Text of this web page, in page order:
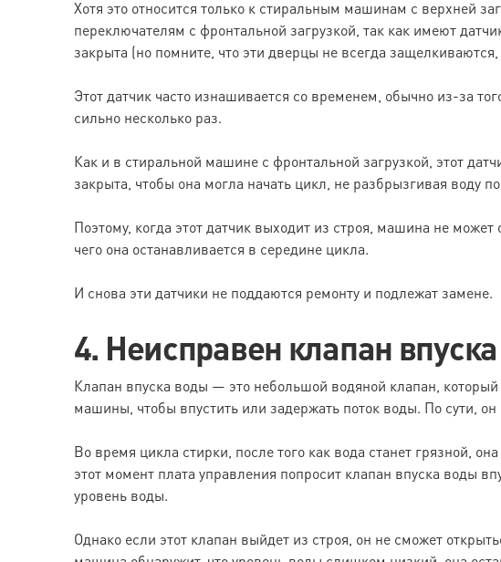
Хотя это относится только к стиральным машинам с верхней
переключателям с фронтальной загрузкой, так как имеют
закрыта (но помните, что эти дверцы не всегда
Этот датчик часто изнашивается со временем, обычно из-за
сильно несколько раз.
Как и в стиральной машине с фронтальной загрузкой, этот
закрыта, чтобы она могла начать цикл, не разбрызгивая воду
Поэтому, когда этот датчик выходит из строя, машина не может
чего она останавливается в середине цикла.
И снова эти датчики не поддаются ремонту и подлежат замене.
4. Неисправен клапан
Клапан впуска воды — это небольшой водяной клапан,
машины, чтобы впустить или задержать поток воды. По сути,
Во время цикла стирки, после того как вода станет грязной,
этот момент плата управления попросит клапан впуска воды
уровень воды.
Однако если этот клапан выйдет из строя, он не сможет